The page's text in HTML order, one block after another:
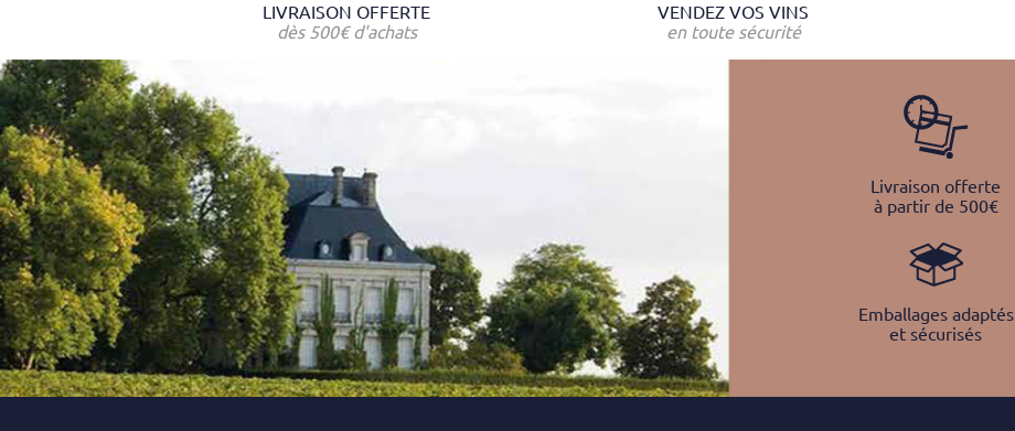
LIVRAISON OFFERTE
dès 500€ d'achats
VENDEZ VOS VINS
en toute sécurité
Livraison offerte
à partir de 500€
Emballages adaptés
et sécurisés